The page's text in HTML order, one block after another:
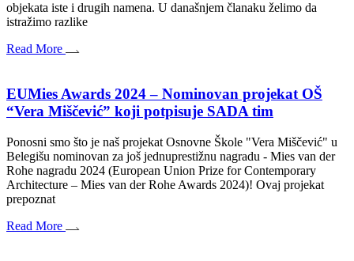
objekata iste i drugih namena. U današnjem članaku želimo da
istražimo razlike
Read More
EUMies Awards 2024 – Nominovan projekat OŠ
“Vera Miščević” koji potpisuje SADA tim
Ponosni smo što je naš projekat Osnovne Škole "Vera Miščević" u
Belegišu nominovan za još jednuprestižnu nagradu - Mies van der
Rohe nagradu 2024 (European Union Prize for Contemporary
Architecture – Mies van der Rohe Awards 2024)! Ovaj projekat
prepoznat
Read More